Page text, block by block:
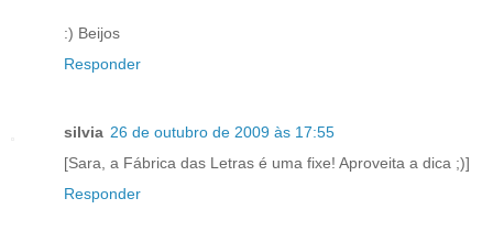
:) Beijos
Responder
silvia 26 de outubro de 2009 às 17:55
[Sara, a Fábrica das Letras é uma fixe! Aproveita a dica ;)]
Responder